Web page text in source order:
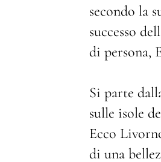
secondo la
successo
di persona,
Si parte
sulle isole
Ecco
di una